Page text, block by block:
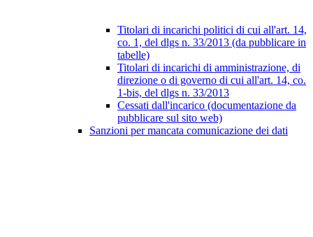
Titolari di incarichi politici di cui all'art. 14,
co. 1, del dlgs n. 33/2013 (da pubblicare in
tabelle)
Titolari di incarichi di amministrazione, di
direzione o di governo di cui all'art. 14, co.
1-bis, del dlgs n. 33/2013
Cessati dall'incarico (documentazione da
pubblicare sul sito web)
Sanzioni per mancata comunicazione dei dati